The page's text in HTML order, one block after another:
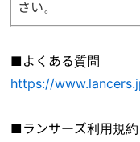
さい。
■よくある質問
https://
■ランサーズ利用規約